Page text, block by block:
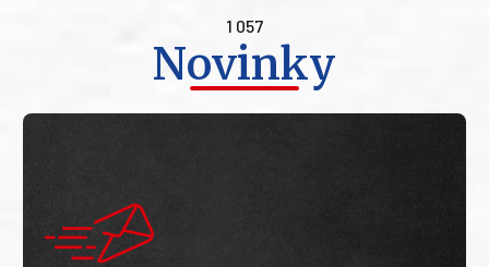
1 057
Novinky